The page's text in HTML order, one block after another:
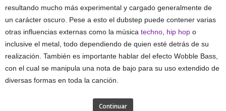
resultando mucho más experimental y cargado generalmente de
un carácter oscuro. Pese a esto el dubstep puede contener varias
otras influencias externas como la música techno hip hop o
inclusive el metal, todo dependiendo de quien esté detrás de su
realización. También es importante hablar del efecto Wobble Bass,
con el cual se manipula una nota de bajo para su uso extendido de
diversas formas en toda la canción.
Continuar